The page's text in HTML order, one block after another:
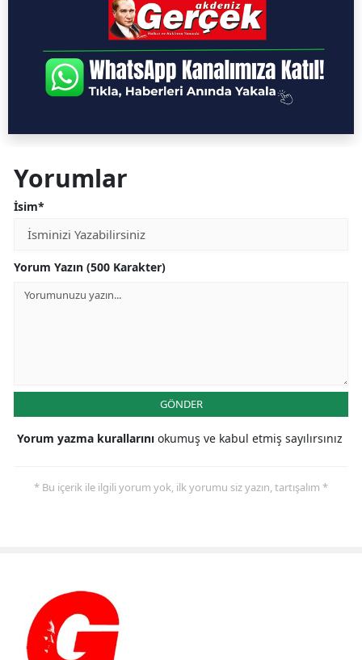
Yorumlar
İsim*
Yorum Yazın (500 Karakter)
GÖNDER
Yorum yazma kurallarını okumuş ve kabul etmiş sayılırsınız
* Bu içerik ile ilgili yorum yok, ilk yorumu siz yazın, tartışalım *